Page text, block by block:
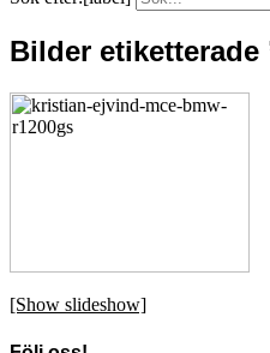
Bilder etiketterade
[Show slideshow]